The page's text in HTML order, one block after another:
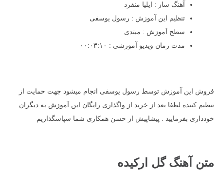
آهنگ ساز : ایلیا منفرد
تنظیم این آموزش : رسول یوسفی
سطح آموزش : مبتدی
مدت زمان ویدیو آموزشی : ۰۰:۰۳:۱۰
فروش این آموزش توسط رسول یوسفی انجام میشود جهت حمایت از
تنظیم کننده لطفا بعد از خرید از واگذاری رایگان این آموزش به دیگران
خودداری بفرمایید . پیشاپیش از حسن همکاری شما سپاسگذاریم
متن آهنگ گل ارکیده